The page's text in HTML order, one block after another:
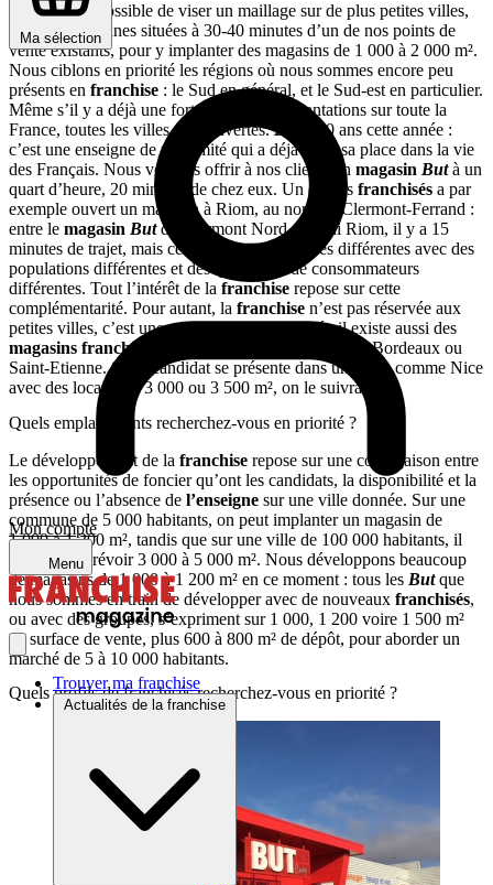
Ma sélection
Mon compte
Menu
Trouver ma franchise
Actualités de la franchise
Il est encore possible de viser un maillage sur de plus petites villes,
sur des communes situées à 30-40 minutes d’un de nos points de
vente existants, pour y implanter des magasins de 1 000 à 2 000 m².
Nous ciblons en priorité les régions où nous sommes encore peu
présents en franchise : le Sud en général, et le Sud-est en particulier.
Même s’il y a déjà une forte densité d’implantations sur toute la
France, toutes les villes sont ouvertes.But
a 50 ans cette année :
c’est une enseigne de proximité qui a déjà toute sa place dans la vie
des Français. Nous voulons offrir à nos clients un magasin Butà un
quart d’heure, 20 minutes de chez eux. Un de nos franchisés a par
exemple ouvert un magasin à Riom, au nord de Clermont-Ferrand :
entre le magasin Butde Clermont Nord et celui Riom, il y a 15
minutes de trajet, mais ce sont deux communes différentes avec des
populations différentes et des typologies de consommateurs
différentes. Tout l’intérêt de la franchise repose sur cette
complémentarité. Pour autant, la franchise n’est pas réservée aux
petites villes, c’est une question d’opportunité : il existe aussi des
magasins franchisés
dans de grandes villes comme Bordeaux ou
Saint-Etienne. Si un candidat se présente dans une ville comme Nice
avec des locaux de 3 000 ou 3 500 m², on le suivra !
Quels emplacements recherchez-vous en priorité ?
Le développement de la franchise repose sur une conjugaison entre
les opportunités de foncier qu’ont les candidats, la disponibilité et la
présence ou l’absence de l’enseigne sur une ville donnée. Sur une
commune de 5 000 habitants, on peut implanter un magasin de
1 000 à 1 200 m², tandis que sur une ville de 100 000 habitants, il
faut plutôt prévoir 3 000 à 5 000 m². Nous développons beaucoup
de magasins de 1 000 à 1 200 m² en ce moment : tous les Butque
nous sommes en train de développer avec de nouveaux franchisés,
ou avec des groupes, s’expriment sur 1 000, 1 200 voire 1 500 m²
de surface de vente, plus 600 à 800 m² de dépôt, pour aborder un
marché de 5 à 10 000 habitants.
Quels profils de franchisés recherchez-vous en priorité ?